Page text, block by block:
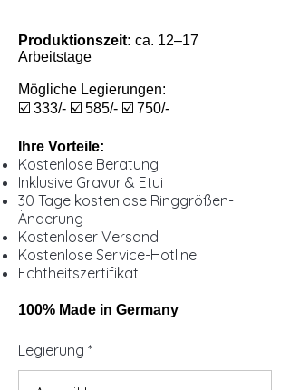
Produktionszeit: ca. 12–17
Arbeitstage
Mögliche Legierungen:
☑️ 333/- ☑️ 585/- ☑️ 750/-
Ihre Vorteile:
Kostenlose Beratung
Inklusive Gravur & Etui
30 Tage kostenlose Ringgrößen-
Änderung
Kostenloser Versand
Kostenlose Service-Hotline
Echtheitszertifikat
100% Made in Germany
Legierung